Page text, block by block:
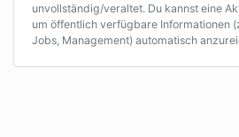
unvollständig/veraltet. Du kannst eine
um öffentlich verfügbare Informationen
Jobs, Management) automatisch